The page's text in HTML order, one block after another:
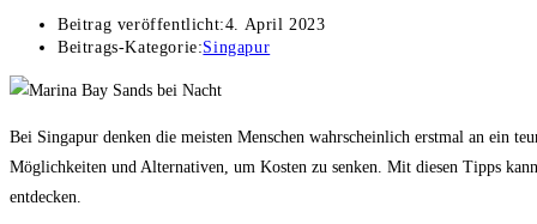
Beitrag veröffentlicht:4. April 2023
Beitrags-Kategorie:Singapur
Bei Singapur denken die meisten Menschen wahrscheinlich erstmal an ein
Möglichkeiten und Alternativen, um Kosten zu senken. Mit diesen Tipps
entdecken.